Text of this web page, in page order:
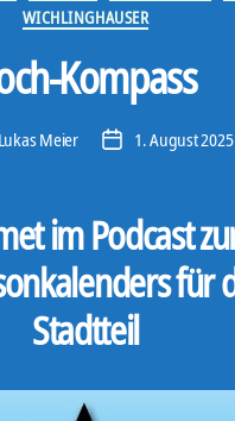
WICHLINGHAUSER
Kompass
Lukas Meier 1. August 2025
im Podcast
für
Stadtteil